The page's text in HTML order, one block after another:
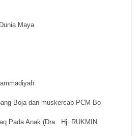
Maya
Boja dan muskercab PCM Bo
Pada Anak (Dra.. Hj. RUKMIN